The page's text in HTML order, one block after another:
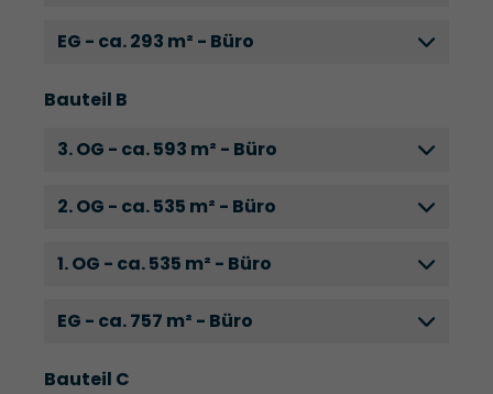
EG - ca. 293 m² - Büro
Bauteil B
3. OG - ca. 593 m² - Büro
2. OG - ca. 535 m² - Büro
1. OG - ca. 535 m² - Büro
EG - ca. 757 m² - Büro
Bauteil C